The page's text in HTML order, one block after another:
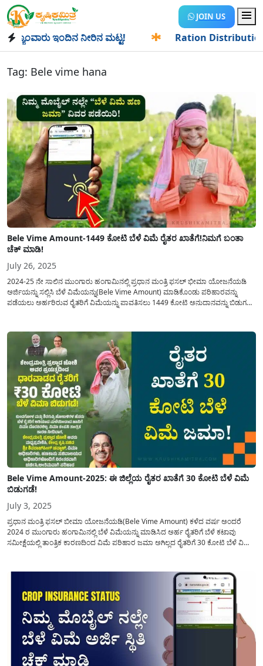
JOIN US
ಇಂದಿನ ನೀರಿನ ಮಟ್ಟ! Ration Distribution-
Tag: Bele vime hana
Bele Vime Amount-1449 ಕೋಟಿ ಬೆಳೆ ವಿಮೆ ರೈತರ ಖಾತೆಗೆ!ನಿಮಗೆ ಬಂತಾ
ಚೆಕ್ ಮಾಡಿ!
July 26, 2025
2024-25 ನೇ ಸಾಲಿನ ಮುಂಗಾರು ಹಂಗಾಮಿನಲ್ಲಿ ಪ್ರಧಾನ ಮಂತ್ರಿ ಫಸಲ್ ಭೀಮಾ ಯೋಜನೆಯಡಿ
ಅರ್ಜಿಯನ್ನು ಸಲ್ಲಿಸಿ ಬೆಳೆ ವಿಮೆಯನ್ನು(Bele Vime Amount) ಮಾಡಿಕೊಂಡು ಪರಿಹಾರವನ್ನು
ಪಡೆಯಲು ಅರ್ಹರಿರುವ ರೈತರಿಗೆ ವಿಮೆಯನ್ನು ಪಾವತಿಸಲು 1449 ಕೋಟಿ ಅನುದಾನವನ್ನು ಬಿಡುಗಡೆ
Bele Vime Amount-2025: ಈ ಜಿಲ್ಲೆಯ ರೈತರ ಖಾತೆಗೆ 30 ಕೋಟಿ ಬೆಳೆ ವಿಮೆ
ಬಿಡುಗಡೆ!
July 3, 2025
ಪ್ರಧಾನ ಮಂತ್ರಿ ಫಸಲ್ ಬೀಮಾ ಯೋಜನೆಯಡಿ(Bele Vime Amount) ಕಳೆದ ವರ್ಷ ಅಂದರೆ
2024 ರ ಮುಂಗಾರು ಹಂಗಾಮಿನಲ್ಲಿ ಬೆಳೆ ವಿಮೆಯನ್ನು ಮಾಡಿಸಿದ ಅರ್ಹ ರೈತರಿಗೆ ಬೆಳೆ ಕಟಾವು
ಸಮೀಕ್ಷೆಯಲ್ಲಿ ತಾಂತ್ರಿಕ ಕಾರಣದಿಂದ ವಿಮೆ ಪರಿಹಾರ ಜಮಾ ಅಗಿಲ್ಲದ ರೈತರಿಗೆ 30 ಕೋಟಿ ಬೆಳೆ ವಿಮೆ